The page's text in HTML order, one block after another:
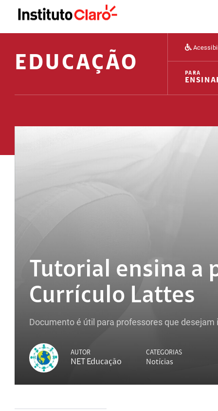
EDUCAÇÃO PARA
Tutorial ensina a
Currículo Lattes
Documento é útil para professores que
AUTOR
NET Educação
CATEGORIAS
Notícias